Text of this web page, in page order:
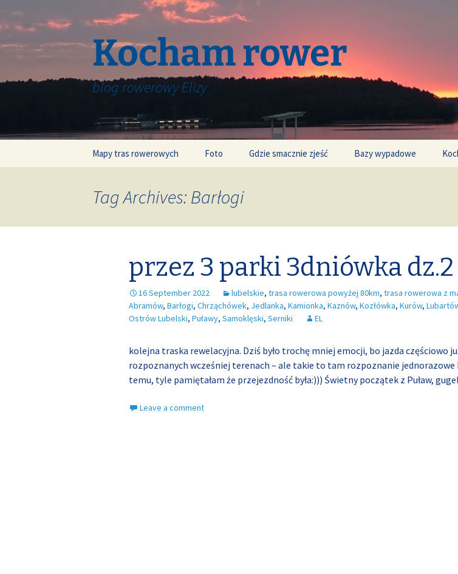
Kocham rower
blog rowerowy Elizy
Mapy tras rowerowych Foto Gdzie smacznie zjeść Bazy wypadowe
Tag Archives: Barłogi
przez 3 parki 3dniówka dz.2
16 September 2022 lubelskie, trasa rowerowa powyżej 80km, trasa rowerowa z
Abramów, Barłogi, Chrząchówek, Jedlanka, Kamionka, Kaznów, Kozłówka, Kurów,
Ostrów Lubelski, Puławy, Samoklęski, Serniki EL
kolejna traska rewelacyjna. Dziś było trochę mniej emocji, bo jazda częściowo
rozpoznanych wcześniej terenach – ale takie to tam rozpoznanie
temu, tyle pamiętałam że przejezdność była:))) Świetny początek z Puław, gugel
Leave a comment